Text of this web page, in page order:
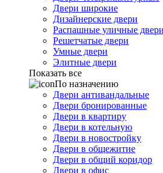
Двери широкие
Дизайнерские двери
Распашные уличные двери
Решетчатые двери
Умные двери
Элитные двери
Показать все
По назначению
Двери антивандальные
Двери бронированные
Двери в квартиру
Двери в котельную
Двери в новостройку
Двери в общежитие
Двери в общий коридор
Двери в офис